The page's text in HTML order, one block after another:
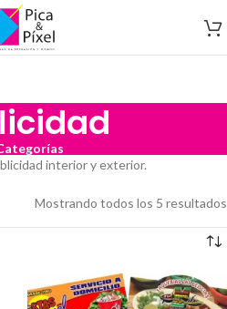
interior y exterior.
Mostrando todos los 5 resultados